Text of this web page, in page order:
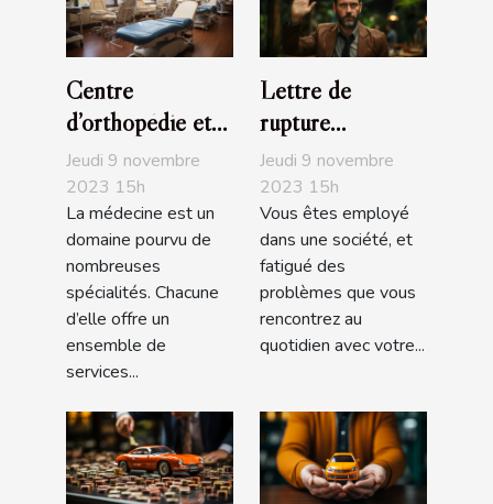
Centre
d’orthopédie et
de podologie
Ortho Center
Jeudi 9 novembre
2023 15h
La médecine est un
domaine pourvu de
nombreuses
spécialités. Chacune
d’elle offre un
ensemble de
services...
Lettre de
rupture
conventionnelle :
que faut-il
savoir ?
Jeudi 9 novembre
2023 15h
Vous êtes employé
dans une société, et
fatigué des
problèmes que vous
rencontrez au
quotidien avec votre...